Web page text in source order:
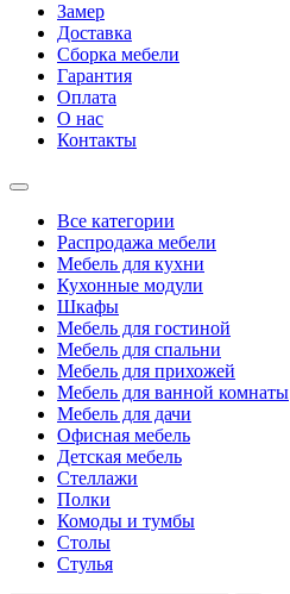
Замер
Доставка
Сборка мебели
Гарантия
Оплата
О нас
Контакты
Все категории
Распродажа мебели
Мебель для кухни
Кухонные модули
Шкафы
Мебель для гостиной
Мебель для спальни
Мебель для прихожей
Мебель для ванной комнаты
Мебель для дачи
Офисная мебель
Детская мебель
Стеллажи
Полки
Комоды и тумбы
Столы
Стулья